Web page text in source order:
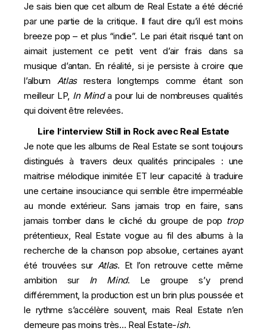
Je sais bien que cet album de Real Estate a été décrié
par une partie de la critique. Il faut dire qu’il est moins
breeze pop – et plus “indie”. Le pari était risqué tant on
aimait justement ce petit vent d’air frais dans sa
musique d’antan. En réalité, si je persiste à croire que
l’album Atlasrestera longtemps comme étant son
meilleur LP, In Minda pour lui de nombreuses qualités
qui doivent être relevées.
Lire l’interview Still in Rock avec Real Estate
Je note que les albums de Real Estate se sont toujours
distingués à travers deux qualités principales : une
maitrise mélodique inimitée ET leur capacité à traduire
une certaine insouciance qui semble être imperméable
au monde extérieur. Sans jamais trop en faire, sans
jamais tomber dans le cliché du groupe de pop trop
prétentieux, Real Estate vogue au fil des albums à la
recherche de la chanson pop absolue, certaines ayant
été trouvées sur Atlas. Et l’on retrouve cette même
ambition sur In Mind. Le groupe s’y prend
différemment, la production est un brin plus poussée et
le rythme s’accélère souvent, mais Real Estate n’en
demeure pas moins très… Real Estate-ish.